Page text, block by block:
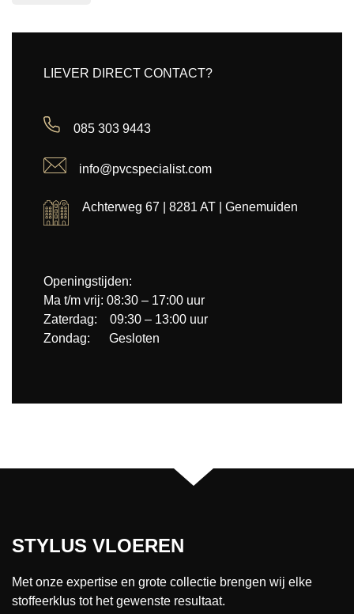
LIEVER DIRECT CONTACT?
085 303 9443
info@pvcspecialist.com
Achterweg 67 | 8281 AT | Genemuiden
Openingstijden:
Ma t/m vrij: 08:30 – 17:00 uur
Zaterdag: 09:30 – 13:00 uur
Zondag: Gesloten
STYLUS VLOEREN
Met onze expertise en grote collectie brengen wij elke
stoffeerklus tot het gewenste resultaat.